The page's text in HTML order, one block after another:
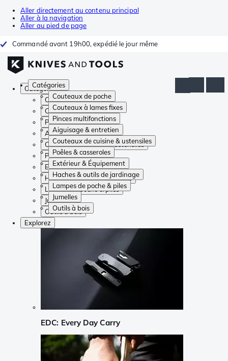
Aller directement au contenu principal
Aller à la navigation
Aller au pied de page
Commandé avant 19h00, expédié le jour même
Catégories
Couteaux de poche
Couteaux à lames fixes
Pinces multifonctions
Aiguisage & entretien
Couteaux de cuisine & ustensiles
Poêles & casseroles
Extérieur & Équipement
Haches & outils de jardinage
Lampes de poche & piles
Jumelles
Outils à bois
Catégories
Couteaux de poche
Couteaux à lames fixes
Pinces multifonctions
Aiguisage & entretien
Couteaux de cuisine & ustensiles
Poêles & casseroles
Extérieur & Équipement
Haches & outils de jardinage
Lampes de poche & piles
Jumelles
Outils à bois
Explorez
EDC: Every Day Carry